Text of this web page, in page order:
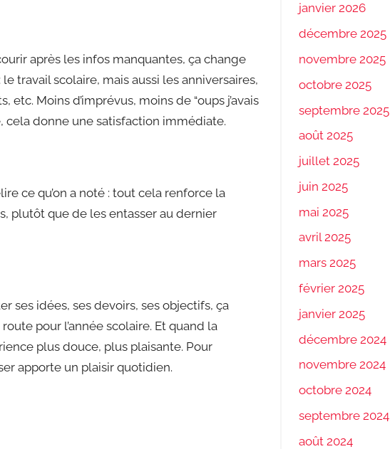
après les infos manquantes, ça change
travail scolaire, mais aussi les anniversaires,
Moins d’imprévus, moins de “oups j’avais
cela donne une satisfaction immédiate.
ce qu’on a noté : tout cela renforce la
plutôt que de les entasser au dernier
ses idées, ses devoirs, ses objectifs, ça
pour l’année scolaire. Et quand la
plus douce, plus plaisante. Pour
apporte un plaisir quotidien.
janvier 2026
décembre 2025
novembre 2025
octobre 2025
septembre 2025
août 2025
juillet 2025
juin 2025
mai 2025
avril 2025
mars 2025
février 2025
janvier 2025
décembre 2024
novembre 2024
octobre 2024
septembre 2024
août 2024